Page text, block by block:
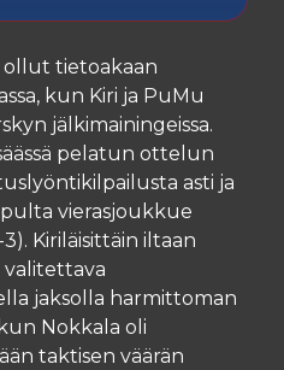
ollut tietoakaan
kun Kiri ja PuMu
jälkimainingeissa.
pelatun ottelun
asti ja
vierasjoukkue
3). Kiriläisittäin iltaan
valitettava
jaksolla harmittoman
Nokkala oli
taktisen väärän